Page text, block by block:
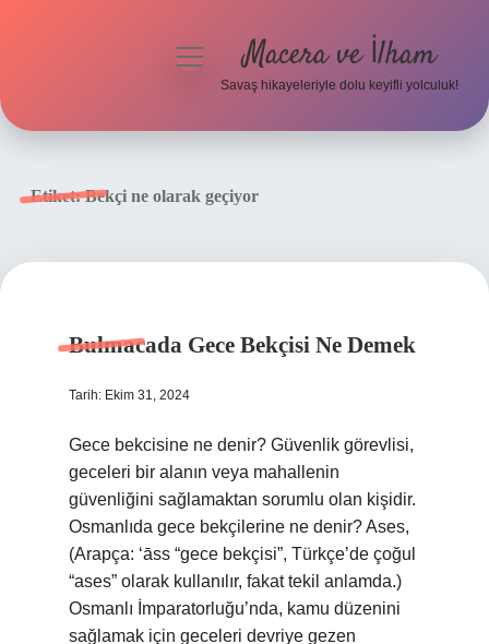
menüyüMacera ve İlham
Savaş hikayeleriyle dolu keyifli yolculuk!
Etiket:Bekçi ne olarak geçiyor
Bulmacada Gece Bekçisi Ne Demek
Tarih: Ekim 31, 2024
Gece bekcisine ne denir? Güvenlik görevlisi,
geceleri bir alanın veya mahallenin
güvenliğini sağlamaktan sorumlu olan kişidir.
Osmanlıda gece bekçilerine ne denir? Ases,
(Arapça: ‘āss “gece bekçisi”, Türkçe’de çoğul
“ases” olarak kullanılır, fakat tekil anlamda.)
Osmanlı İmparatorluğu’nda, kamu düzenini
sağlamak için geceleri devriye gezen